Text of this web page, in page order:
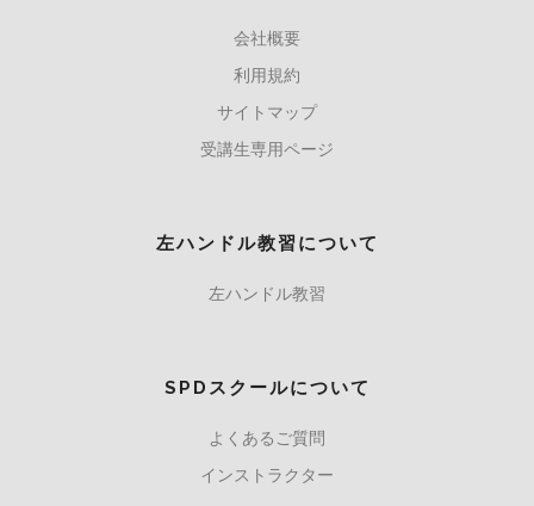
会社概要
利用規約
サイトマップ
受講生専用ページ
左ハンドル教習について
左ハンドル教習
SPDスクールについて
よくあるご質問
インストラクター